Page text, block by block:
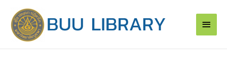
content
Main